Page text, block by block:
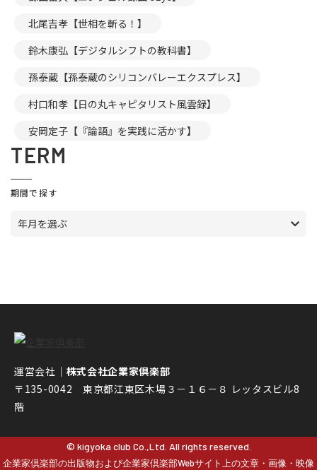
北尾吉孝【世相を斬る！】
鈴木康弘【デジタルシフトの教科書】
孫泰蔵【孫泰蔵のシリコンバレーエクスプレス】
村口和孝【日の丸キャピタリスト風雲録】
安岡定子【『論語』を実践に活かす】
TERM
期間で探す
年月を選ぶ
運営会社｜ 株式会社企業家倶楽部
〒135-0042 東京都江東区木場３－１６－８ レッタスビル8
階
© kigyoka club Co.,Ltd. All rights reserved.
企業家倶楽部の出版物および企業家倶楽部Webサイト上の文章・画像・映像